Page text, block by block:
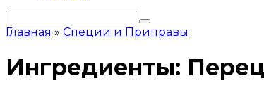
Главная » Специи и Приправы
Ингредиенты: